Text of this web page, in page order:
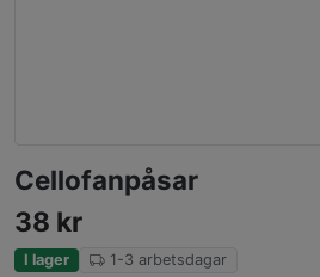
Cellofanpåsar
38 kr
I lager 1-3 arbetsdagar